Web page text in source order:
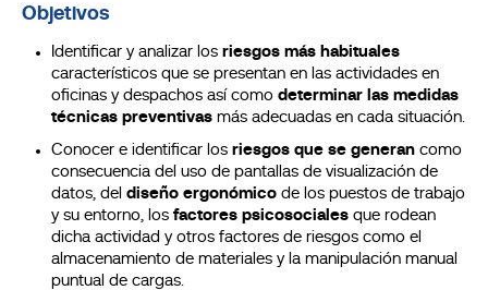
Objetivos
Identificar y analizar los riesgos más habituales
característicos que se presentan en las actividades en
oficinas y despachos así como determinar las medidas
técnicas preventivas más adecuadas en cada situación.
Conocer e identificar los riesgos que se generan como
consecuencia del uso de pantallas de visualización de
datos, del diseño ergonómico de los puestos de trabajo
y su entorno, los factores psicosociales que rodean
dicha actividad y otros factores de riesgos como el
almacenamiento de materiales y la manipulación manual
puntual de cargas.